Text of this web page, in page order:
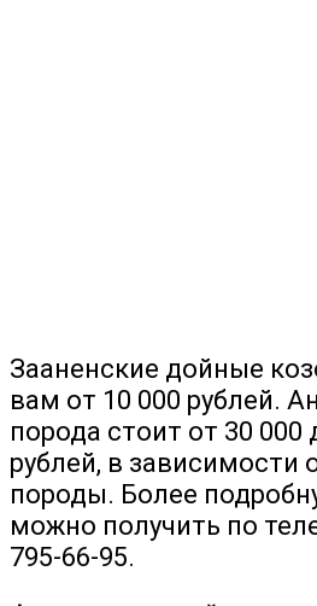
Зааненские дойные
вам от 10 000 рублей.
порода стоит от 30 000
рублей, в зависимости
породы. Более
можно получить по
795-66-95.